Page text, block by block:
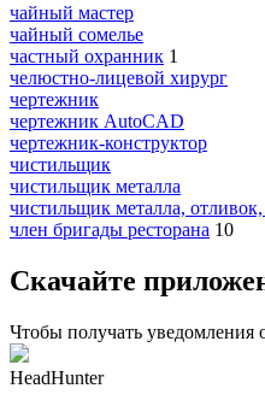
чайный мастер
чайный сомелье
частный охранник 1
челюстно-лицевой хирург
чертежник
чертежник AutoCAD
чертежник-конструктор
чистильщик
чистильщик металла
чистильщик металла,
член бригады ресторана 10
Скачайте
Чтобы получать уведомления
HeadHunter